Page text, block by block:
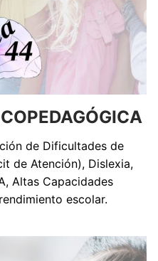
de Dificultades de
de Atención), Dislexia,
Altas Capacidades
escolar.